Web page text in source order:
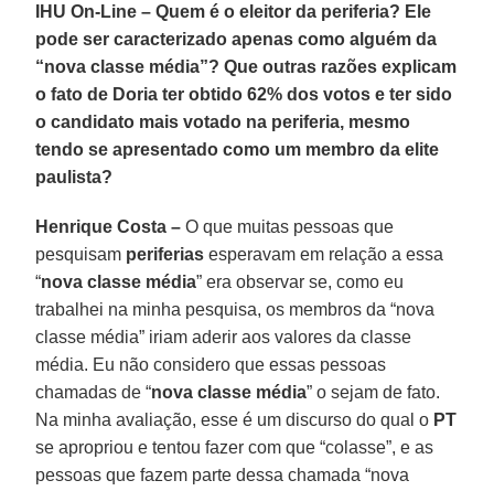
IHU On-Line – Quem é o eleitor da periferia? Ele
pode ser caracterizado apenas como alguém da
“nova classe média”? Que outras razões explicam
o fato de Doria ter obtido 62% dos votos e ter sido
o candidato mais votado na periferia, mesmo
tendo se apresentado como um membro da elite
paulista?
Henrique Costa – O que muitas pessoas que
pesquisam periferias esperavam em relação a essa
“nova classe média” era observar se, como eu
trabalhei na minha pesquisa, os membros da “nova
classe média” iriam aderir aos valores da classe
média. Eu não considero que essas pessoas
chamadas de “nova classe média” o sejam de fato.
Na minha avaliação, esse é um discurso do qual o PT
se apropriou e tentou fazer com que “colasse”, e as
pessoas que fazem parte dessa chamada “nova